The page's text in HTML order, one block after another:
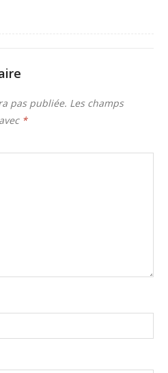
pas publiée. Les champs
*